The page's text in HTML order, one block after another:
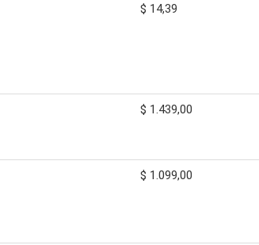
$ 14,39
$ 1.439,00
$ 1.099,00